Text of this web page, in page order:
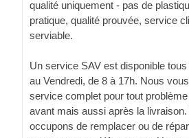
qualité uniquement - pas de
pratique, qualité prouvée, service
serviable.
Un service SAV est disponible
au Vendredi, de 8 à 17h. Nous
service complet pour tout
avant mais aussi après la
occupons de remplacer ou de